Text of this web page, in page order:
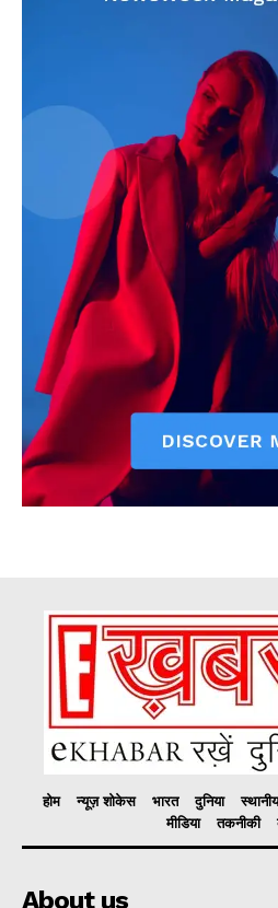
Contact us
Subscription Plans
My account
होम न्यूज़ शोकेस भारत दुनिया स्थानीय
मीडिया
तकनीकी
About us